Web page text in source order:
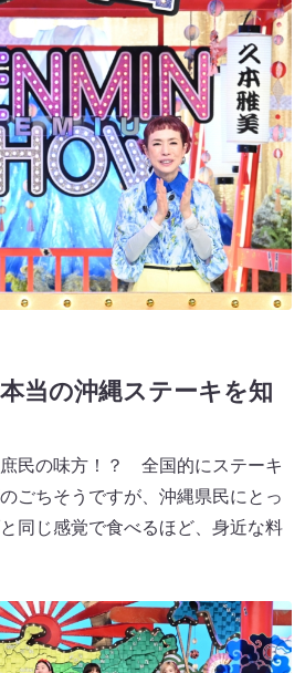
当の沖縄ステーキを知
民の味方！？ 全国的にステーキ
ごちそうですが、沖縄県民にとっ
同じ感覚で食べるほど、身近な料